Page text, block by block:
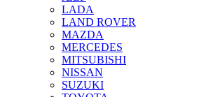
LADA
LAND ROVER
MAZDA
MERCEDES
MITSUBISHI
NISSAN
SUZUKI